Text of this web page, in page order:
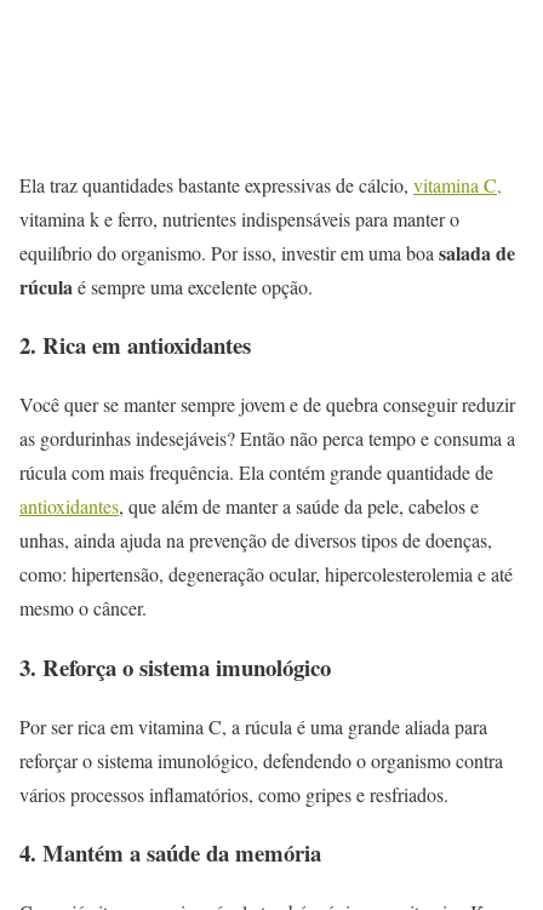
Ela traz quantidades bastante expressivas de cálcio, vitamina C,
vitamina k e ferro, nutrientes indispensáveis para manter o
equilíbrio do organismo. Por isso, investir em uma boa salada de
rúculaé sempre uma excelente opção.
2. Rica em antioxidantes
Você quer se manter sempre jovem e de quebra conseguir reduzir
as gordurinhas indesejáveis? Então não perca tempo e consuma a
rúcula com mais frequência. Ela contém grande quantidade de
antioxidantes, que além de manter a saúde da pele, cabelos e
unhas, ainda ajuda na prevenção de diversos tipos de doenças,
como: hipertensão, degeneração ocular, hipercolesterolemia e até
mesmo o câncer.
3. Reforça o sistema imunológico
Por ser rica em vitamina C, a rúcula é uma grande aliada para
reforçar o sistema imunológico, defendendo o organismo contra
vários processos inflamatórios, como gripes e resfriados.
4. Mantém a saúde da memória